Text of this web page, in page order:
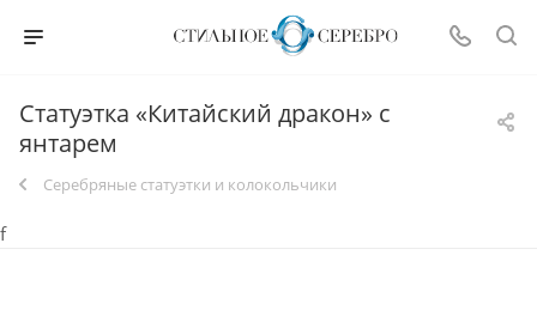
Статуэтка «Китайский дракон» с
янтарем
Серебряные статуэтки и колокольчики
f